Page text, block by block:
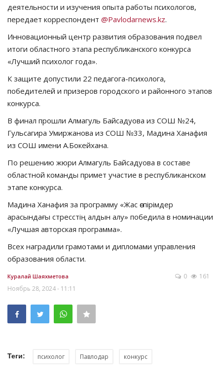
Курултай
Язык
Қазақша
деятельности и изучения опыта работы психологов,
передает корреспондент @Pavlodarnews.kz.
Инновационный центр развития образования подвел
итоги областного этапа республиканского конкурса
«Лучший психолог года».
К защите допустили 22 педагога-психолога,
победителей и призеров городского и районного этапов
конкурса.
В финал прошли Алмагуль Байсадуова из СОШ №24,
Гульсагира Умиржанова из СОШ №33, Мадина Ханафия
из СОШ имени А.Бокейхана.
По решению жюри Алмагуль Байсадуова в составе
областной команды примет участие в республиканском
этапе конкурса.
Мадина Ханафия за программу «Жас өспірімдер
арасындағы стресстің алдын алу» победила в номинации
«Лучшая авторская программа».
Всех наградили грамотами и дипломами управления
образования области.
Куралай Шаяхметова
Ноябрь 28, 2024 - 11:11
0 161
Теги: психолог Павлодар конкурс